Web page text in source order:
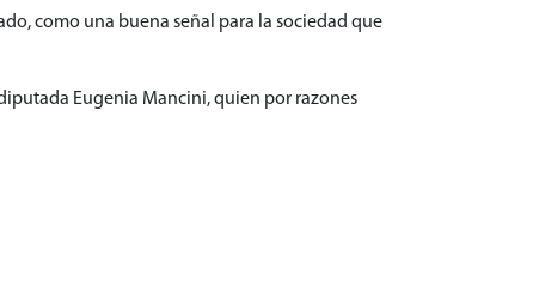
como una buena señal para la sociedad que
Eugenia Mancini, quien por razones